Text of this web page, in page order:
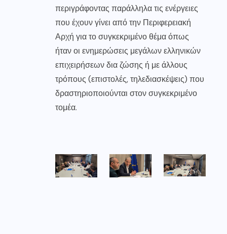
περιγράφοντας παράλληλα τις ενέργειες
που έχουν γίνει από την Περιφερειακή
Αρχή για το συγκεκριμένο θέμα όπως
ήταν οι ενημερώσεις μεγάλων ελληνικών
επιχειρήσεων δια ζώσης ή με άλλους
τρόπους (επιστολές, τηλεδιασκέψεις) που
δραστηριοποιούνται στον συγκεκριμένο
τομέα.